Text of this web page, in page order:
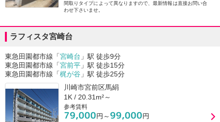
間取りタイプによって異なりますので、最新情報は直接お問い合
わせ下さいませ。
ラフィスタ宮崎台
東急田園都市線「宮崎台 」駅 徒歩9分
東急田園都市線「宮前平 」駅 徒歩15分
東急田園都市線「梶が谷 」駅 徒歩25分
川崎市宮前区馬絹
1K / 20.31m²～
参考賃料
79,000円～99,000円